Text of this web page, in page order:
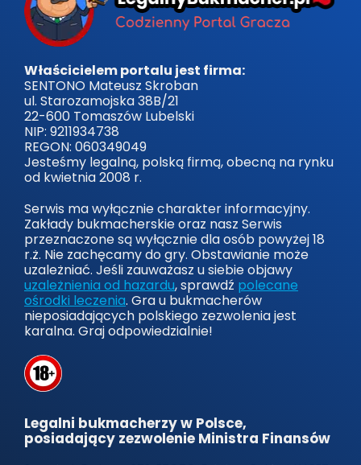
Właścicielem portalu jest firma:
SENTONO Mateusz Skroban
ul. Starozamojska 38B/21
22-600 Tomaszów Lubelski
NIP: 9211934738
REGON: 060349049
Jesteśmy legalną, polską firmą, obecną na rynku
od kwietnia 2008 r.
Serwis ma wyłącznie charakter informacyjny.
Zakłady bukmacherskie oraz nasz Serwis
przeznaczone są wyłącznie dla osób powyżej 18
r.ż. Nie zachęcamy do gry. Obstawianie może
uzależniać. Jeśli zauważasz u siebie objawy
uzależnienia od hazardu, sprawdź polecane
ośrodki leczenia. Gra u bukmacherów
nieposiadających polskiego zezwolenia jest
karalna. Graj odpowiedzialnie!
Legalni bukmacherzy w Polsce,
posiadający zezwolenie Ministra Finansów